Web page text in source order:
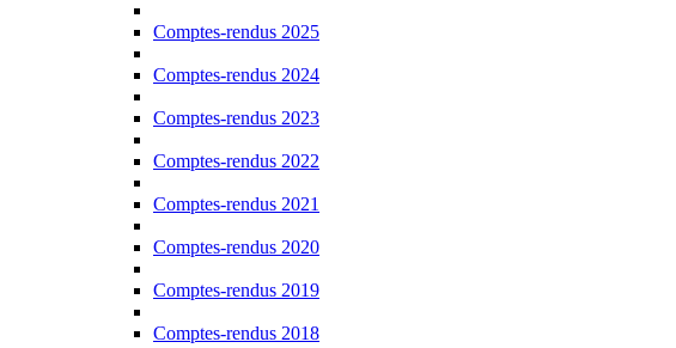
Comptes-rendus 2025
Comptes-rendus 2024
Comptes-rendus 2023
Comptes-rendus 2022
Comptes-rendus 2021
Comptes-rendus 2020
Comptes-rendus 2019
Comptes-rendus 2018